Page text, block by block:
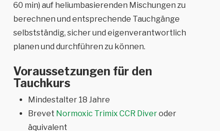
60 min) auf heliumbasierenden Mischungen zu
berechnen und entsprechende Tauchgänge
selbstständig, sicher und eigenverantwortlich
planen und durchführen zu können.
Voraussetzungen für den
Tauchkurs
Mindestalter 18 Jahre
Brevet Normoxic Trimix CCR Diveroder
äquivalent